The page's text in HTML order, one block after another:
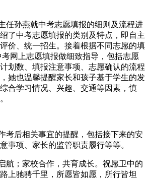
孙燕就中考志愿填报的细则及流程进
了中考志愿填报的类别及特点，即自主
价、统一招生。接着根据不同志愿的填
网上志愿填报做细致指导，包括志愿
划数、填报注意事项、志愿确认的流程
她也温馨提醒家长和孩子基于学生的发
合学习情况、兴趣、交通等因素，慎
后相关事宜的提醒，包括接下来的安
事项、家长的监管职责履行等等。
；家校合作，共育成长。祝愿卫中的
上驰骋千里，所愿皆如愿，所行皆坦